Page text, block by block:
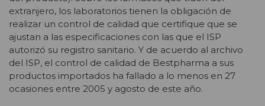
extranjero, los laboratorios tienen la obligación de
realizar un control de calidad que certifique que se
ajustan a las especificaciones con las que el ISP
autorizó su registro sanitario. Y de acuerdo al archivo
del ISP, el control de calidad de Bestpharma a sus
productos importados ha fallado a lo menos en 27
ocasiones entre 2005 y agosto de este año.